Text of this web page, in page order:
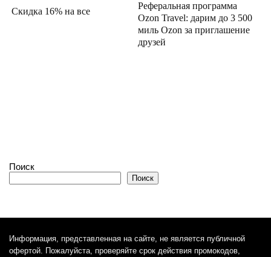
Скидка 16% на все
Реферальная программа
Ozon Travel: дарим до 3 500
миль Ozon за приглашение
друзей
Поиск
Поиск
Информация, представленная на сайте, не является публичной
офертой. Пожалуйста, проверяйте срок действия промокодов,